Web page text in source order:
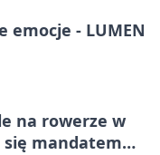
emocje - LUMEN
na rowerze w
się mandatem